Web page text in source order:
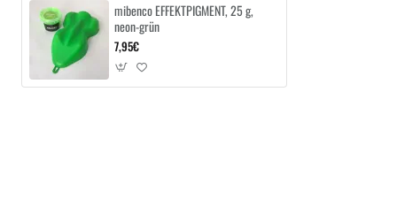
mibenco EFFEKTPIGMENT, 25 g,
neon-grün
7,95€